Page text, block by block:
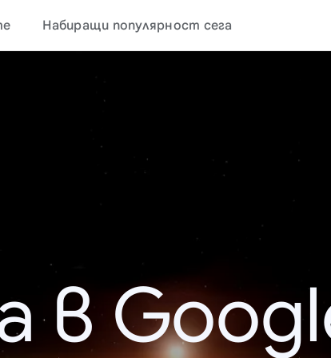
Набиращи популярност сега
в